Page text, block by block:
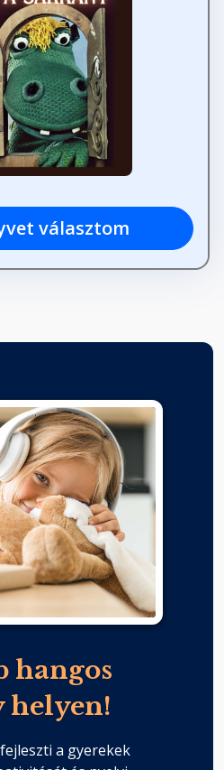
választom
hangos
helyen!
a gyerekek